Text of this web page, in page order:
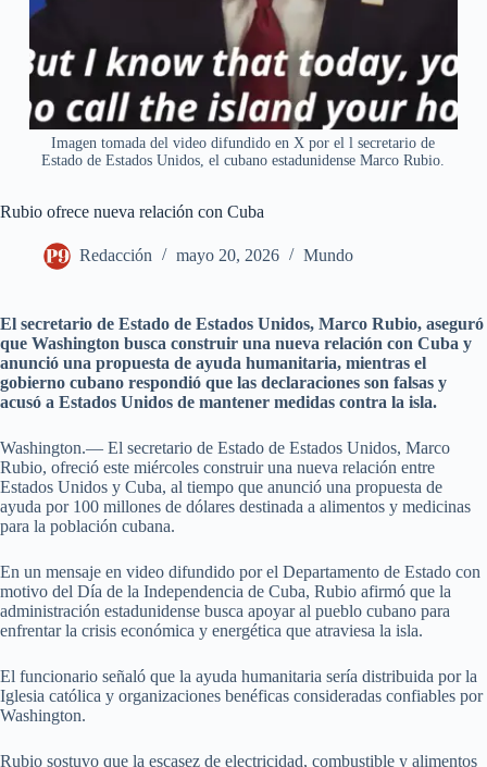
Imagen tomada del video difundido en X por el l secretario de
Estado de Estados Unidos, el cubano estadunidense Marco Rubio.
Rubio ofrece nueva relación con Cuba
Redacción mayo 20, 2026 Mundo
El secretario de Estado de Estados Unidos, Marco Rubio, aseguró
que Washington busca construir una nueva relación con Cuba y
anunció una propuesta de ayuda humanitaria, mientras el
gobierno cubano respondió que las declaraciones son falsas y
acusó a Estados Unidos de mantener medidas contra la isla.
Washington.— El secretario de Estado de Estados Unidos, Marco
Rubio, ofreció este miércoles construir una nueva relación entre
Estados Unidos y Cuba, al tiempo que anunció una propuesta de
ayuda por 100 millones de dólares destinada a alimentos y medicinas
para la población cubana.
En un mensaje en video difundido por el Departamento de Estado con
motivo del Día de la Independencia de Cuba, Rubio afirmó que la
administración estadunidense busca apoyar al pueblo cubano para
enfrentar la crisis económica y energética que atraviesa la isla.
El funcionario señaló que la ayuda humanitaria sería distribuida por la
Iglesia católica y organizaciones benéficas consideradas confiables por
Washington.
Rubio sostuvo que la escasez de electricidad, combustible y alimentos